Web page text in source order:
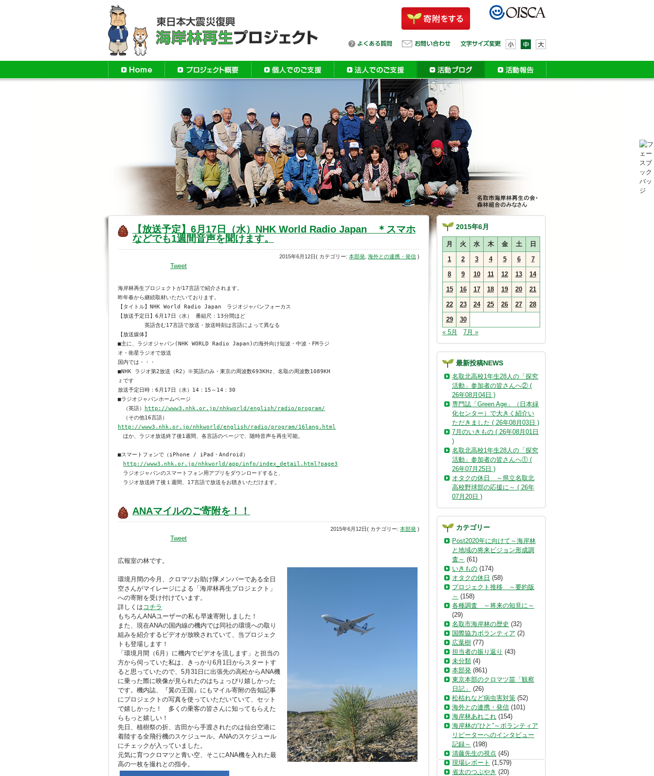
【放送予定】6月17日（水）NHK World Radio Japan ＊スマホ
などでも1週間音声を聞けます。
2015年6月12日( カテゴリー: 本部発 海外との連携・発信 )
Tweet
海岸林再生プロジェクトが17言語で紹介されます。
昨年春から継続取材いただいております。
【タイトル】NHK World Radio Japan　ラジオジャパンフォーカス
【放送予定日】6月17日（水） 番組尺：13分間ほど
英語含む17言語で放送・放送時刻は言語によって異なる
【放送媒体】
■主に、ラジオジャパン(NHK WORLD Radio Japan)の海外向け短波・中波・FMラジ
オ・衛星ラジオで放送
国内では・・・
■NHK ラジオ第2放送（R2）※英語のみ・東京の周波数693KHz、名取の周波数1089KH
ｚです
放送予定日時：6月17日（水）14：15～14：30
■ラジオジャパンホームページ
（英語）
http://www3.nhk.or.jp/nhkworld/english/radio/program/
http://www3.nhk.or.jp/nhkworld/english/radio/program/16lang.html
ほか、ラジオ放送終了後1週間、各言語のページで、随時音声を再生可能。
■スマートフォンで（iPhone / iPad・Android）
http://www3.nhk.or.jp/nhkworld/app/info/index_detail.html?page3
ラジオジャパンのスマートフォン用アプリをダウンロードすると、
ラジオ放送終了後１週間、17言語で放送をお聴きいただけます。
ANAマイルのご寄附を！！
2015年6月12日( カテゴリー: 本部発 )
Tweet
広報室の林です。
環境月間の今月、クロマツお助け隊メンバーである全日
空さんがマイレージによる「海岸林再生プロジェクト」
への寄附を受け付けています。
詳しくは コチラ
もちろんANAユーザーの私も早速寄附しました！
また、現在ANAの国内線の機内では同社の環境への取り
組みを紹介するビデオが放映されていて、当プロジェク
トも登場します！
「環境月間（6月）に機内でビデオを流します」と担当の
方から伺っていた私は、きっかり6月1日からスタートす
ると思っていたので、5月31日に出張先の高松からANA機
に乗った際に映像が見られたのはちょっぴり嬉しかった
です。機内誌、『翼の王国』にもマイル寄附の告知記事
にプロジェクトの写真を使っていただいていて、セット
で嬉しかった！ 多くの乗客の皆さんに知ってもらえた
らもっと嬉しい！
先日、植樹祭の折、吉田から手渡されたのは仙台空港に
着陸する全飛行機のスケジュール。ANAのスケジュール
にチェックが入っていました。
元気に育つクロマツと青い空、そこにANA機を入れた最
高の一枚を撮れとの指令。
2015年6月
月 火 水 木 金 土 日
1 2 3 4 5 6 7
8 9 10 11 12 13 14
15 16 17 18 19 20 21
22 23 24 25 26 27 28
29
30
« 5月
7月 »
最新投稿NEWS
名取北高校1年生28人の「探究
活動」参加者の皆さんへ② (
26年08月04日 )
専門誌「Green Age」（日本緑
化センター）で大きく紹介い
ただきました ( 26年08月03日 )
7月のいきもの ( 26年08月01日
)
名取北高校1年生28人の「探究
活動」参加者の皆さんへ① (
26年07月25日 )
オタクの休日 ～県立名取北
高校野球部の応援に～ ( 26年
07月20日 )
カテゴリー
Post2020年に向けて～海岸林
と地域の将来ビジョン形成調
査～ (61)
いきもの (174)
オタクの休日 (58)
プロジェクト推移 ～要約版
～ (158)
各種調査 ～将来の知見に～
(29)
名取市海岸林の歴史 (32)
国際協力ボランティア (2)
広葉樹 (77)
担当者の振り返り (43)
未分類 (4)
本部発 (861)
東京本部のクロマツ苗「観察
日記」
(26)
松枯れなど病虫害対策 (52)
海外との連携・発信 (101)
海岸林あれこれ (154)
海岸林の“ひと”～ボランティア
リピーターへのインタビュー
記録～ (198)
清藤先生の視点 (45)
現場レポート (1,579)
省太のつぶやき (20)